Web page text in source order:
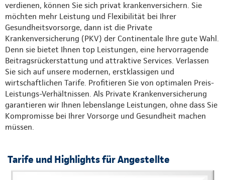
verdienen, können Sie sich privat krankenversichern. Sie
möchten mehr Leistung und Flexibilität bei Ihrer
Gesundheitsvorsorge, dann ist die Private
Krankenversicherung (PKV) der Continentale Ihre gute Wahl.
Denn sie bietet Ihnen top Leistungen, eine hervorragende
Beitragsrückerstattung und attraktive Services. Verlassen
Sie sich auf unsere modernen, erstklassigen und
wirtschaftlichen Tarife. Profitieren Sie von optimalen Preis-
Leistungs-Verhältnissen. Als Private Krankenversicherung
garantieren wir Ihnen lebenslange Leistungen, ohne dass Sie
Kompromisse bei Ihrer Vorsorge und Gesundheit machen
müssen.
Tarife und Highlights für Angestellte